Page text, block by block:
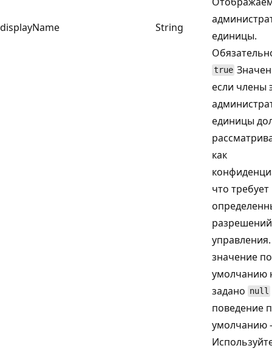
displayName String
единицы.
true
если члены
единицы
как
что требует
значение по
умолчанию
задано null
поведение
умолчанию